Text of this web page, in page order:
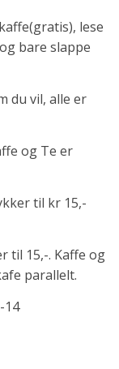
lese
bare slappe
du vil, alle er
og Te er
til kr 15,-
til 15,-. Kaffe og
parallelt.
14